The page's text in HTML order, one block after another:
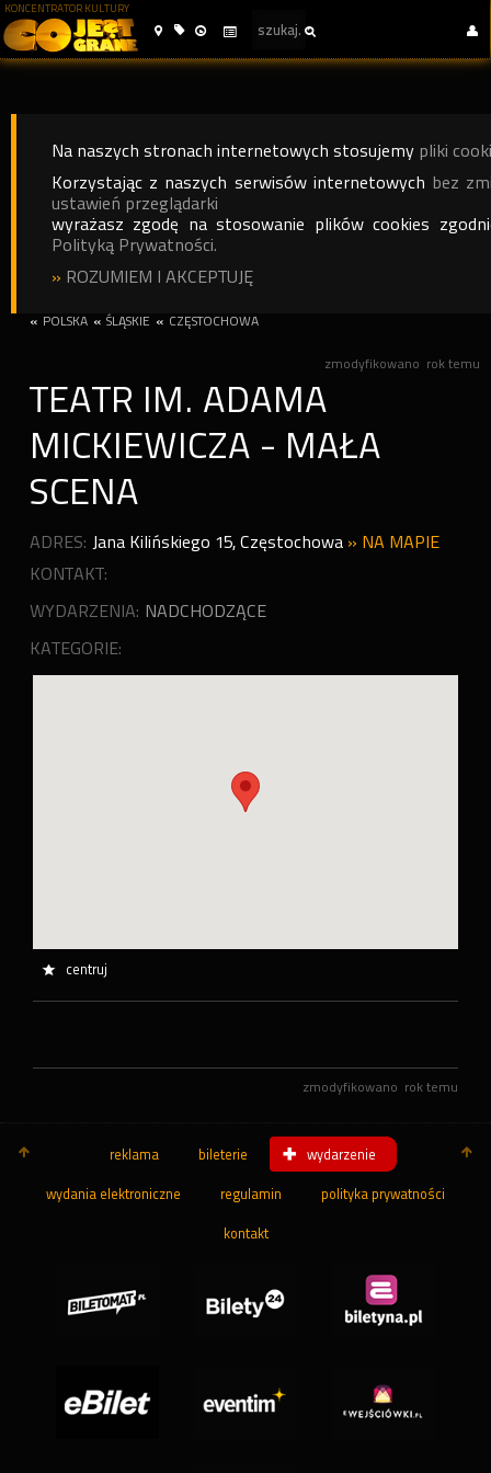
KONCENTRATOR KULTURY
Na naszych stronach internetowych stosujemy pliki
Korzystając z naszych serwisów internetowych bez
ustawień przeglądarki
wyrażasz zgodę na stosowanie plików cookies
Polityką Prywatności.
» ROZUMIEM I AKCEPTUJĘ
« POLSKA « ŚLĄSKIE « CZĘSTOCHOWA
zmodyfikowano rok temu
TEATR IM. ADAMA
MICKIEWICZA - MAŁA
SCENA
ADRES: Jana Kilińskiego 15,Częstochowa » NA MAPIE
KONTAKT:
WYDARZENIA: NADCHODZĄCE
KATEGORIE:
centruj
zmodyfikowano rok temu
reklama bileterie wydarzenie
wydania elektroniczne regulamin polityka prywatności
kontakt